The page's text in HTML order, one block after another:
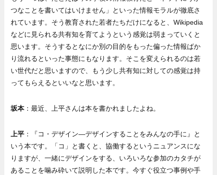
つなことを書いてはいけません」といった情報モラルが徹底さ
れています。そう教育された若者たちだけになると、Wikipedia
などに見られる共有知を育てようという感覚は弱まっていくと
思います。そうするとなにか別の目的をもった偏った情報ばか
り流れるといった事態にもなります。そこを変えられるのは若
い世代だと思いますので、もう少し共有知に対しての感覚は持
ってもらえるといいなと思います。
坂本 ：最近、上平さんは本を書かれましたよね。
上平 ：『コ・デザイン―デザインすることをみんなの手に』と
いう本です。「コ」と書くと、協働するというニュアンスにな
りますが、一緒にデザインをする、いろいろな参加のカタチが
あることを噛み砕いて説明した本です。今すぐ役立つ事例や手